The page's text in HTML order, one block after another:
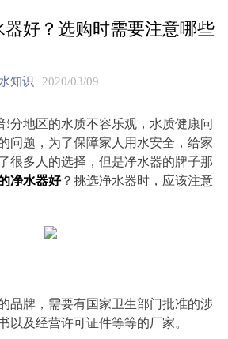
好？选购时需要注意哪些
知识 2020/03/09
分地区的水质不容乐观，水质健康问
问题，为了保障家人用水安全，给家
很多人的选择，但是净水器的牌子那
净水器好？挑选净水器时，应该注意
品牌，需要有国家卫生部门批准的涉
以及经营许可证件等等的厂家。